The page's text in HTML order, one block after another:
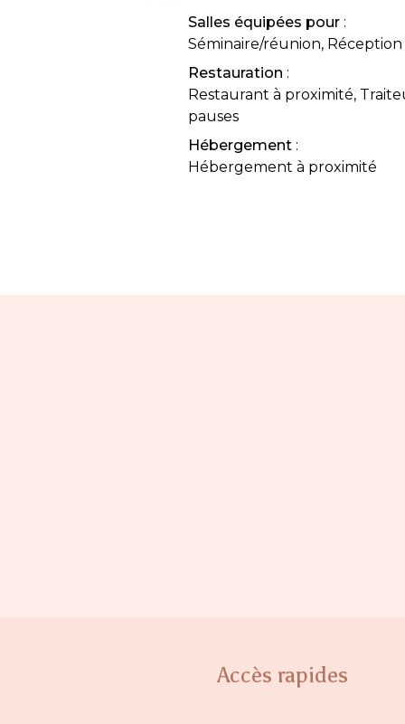
Salles équipées pour :
Séminaire/réunion, Réception
Restauration :
Restaurant à proximité,
pauses
Hébergement :
Hébergement à proximité
Accès rapides